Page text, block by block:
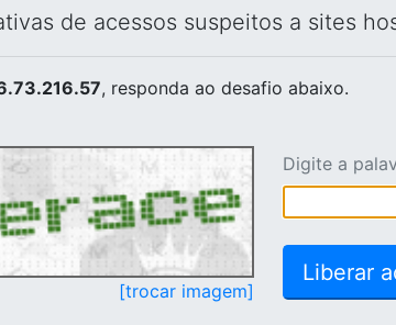
de acessos suspeitos a sites
, responda ao desafio abaixo.
[trocar imagem]
Digite a